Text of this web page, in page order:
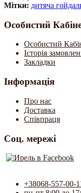
Мітки: дитяча
Особистий
Особистий
Історія
Закладки
Інформація
Про нас
Доставка
Співпраця
Соц. мережі
+38068-557-00-